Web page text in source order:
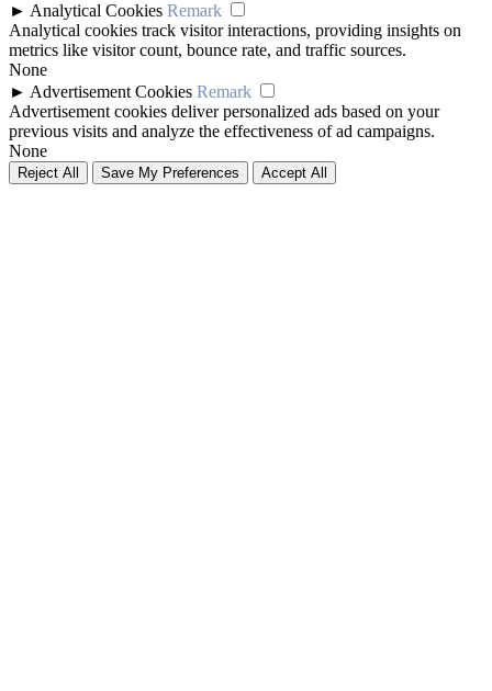
► Analytical Cookies Remark
Analytical cookies track visitor interactions, providing insights on
metrics like visitor count, bounce rate, and traffic sources.
None
► Advertisement Cookies Remark
Advertisement cookies deliver personalized ads based on your
previous visits and analyze the effectiveness of ad campaigns.
None
Reject All Save My Preferences Accept All